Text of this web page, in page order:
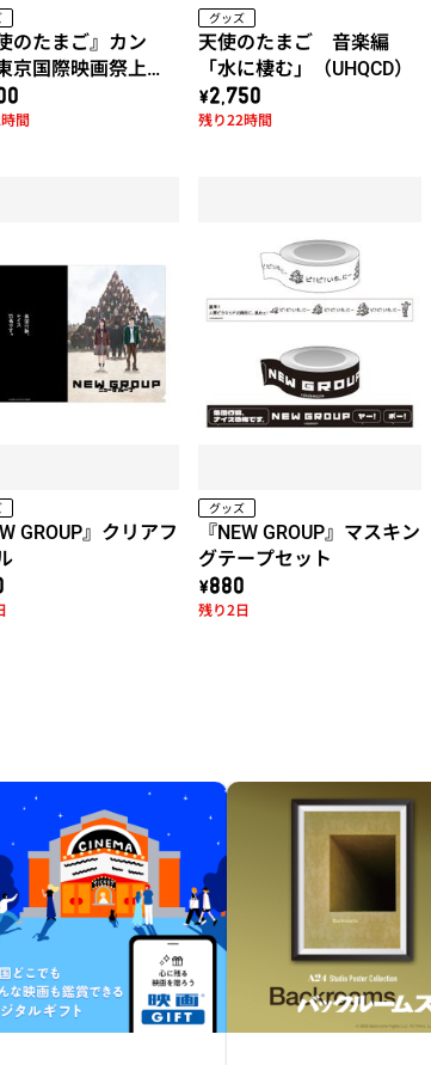
のたまご』カン
京国際映画祭上映
天使のたまご「水
」x 久米繊維コラ
間
グッズ
天使のたまご 音楽編
「水に棲む」（UHQCD）
\2,750
残り22時間
GROUP』クリアフ
グッズ
『NEW GROUP』マスキン
グテープセット
\880
残り2日